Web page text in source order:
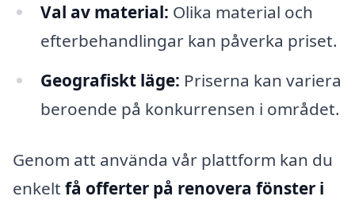
Val av material: Olika material och
efterbehandlingar kan påverka priset.
Geografiskt läge: Priserna kan variera
beroende på konkurrensen i området.
Genom att använda vår plattform kan du
enkelt få offerter på renovera fönster i